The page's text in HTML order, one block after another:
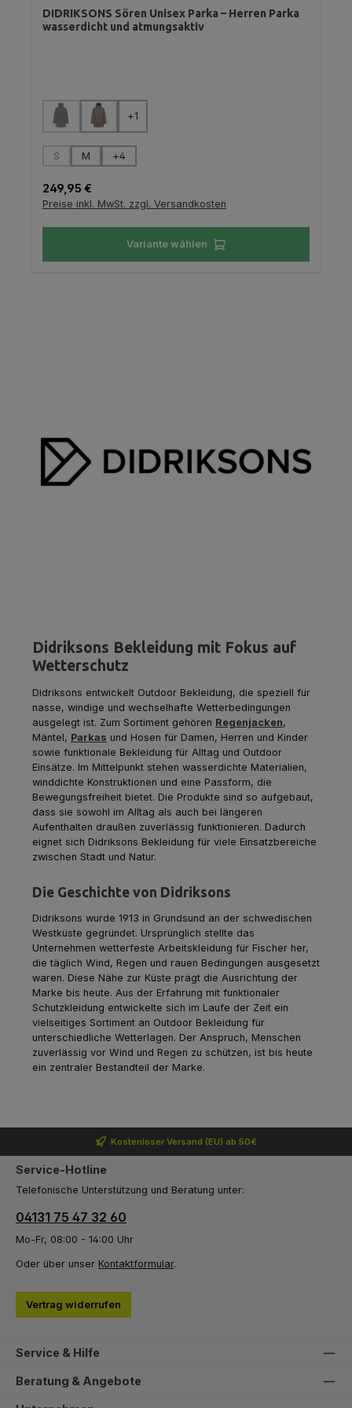
DIDRIKSONS Sören Unisex Parka – Herren Parka
wasserdicht und atmungsaktiv
Farbe auswählen
(Diese Option ist zurzeit nicht verfügbar.)
+1
Größe auswählen
S
(Diese Option ist zurzeit nicht verfügbar.)
M +4
Regulärer Preis:
249,95 €
Preise inkl. MwSt. zzgl. Versandkosten
Variante wählen
Didriksons Bekleidung mit Fokus auf
Wetterschutz
Didriksons entwickelt Outdoor Bekleidung, die speziell für
nasse, windige und wechselhafte Wetterbedingungen
ausgelegt ist. Zum Sortiment gehören Regenjacken,
Mäntel, Parkas und Hosen für Damen, Herren und Kinder
sowie funktionale Bekleidung für Alltag und Outdoor
Einsätze. Im Mittelpunkt stehen wasserdichte Materialien,
winddichte Konstruktionen und eine Passform, die
Bewegungsfreiheit bietet. Die Produkte sind so aufgebaut,
dass sie sowohl im Alltag als auch bei längeren
Aufenthalten draußen zuverlässig funktionieren. Dadurch
eignet sich Didriksons Bekleidung für viele Einsatzbereiche
zwischen Stadt und Natur.
Die Geschichte von Didriksons
Didriksons wurde 1913 in Grundsund an der schwedischen
Westküste gegründet. Ursprünglich stellte das
Unternehmen wetterfeste Arbeitskleidung für Fischer her,
die täglich Wind, Regen und rauen Bedingungen ausgesetzt
waren. Diese Nähe zur Küste prägt die Ausrichtung der
Marke bis heute. Aus der Erfahrung mit funktionaler
Schutzkleidung entwickelte sich im Laufe der Zeit ein
vielseitiges Sortiment an Outdoor Bekleidung für
unterschiedliche Wetterlagen. Der Anspruch, Menschen
zuverlässig vor Wind und Regen zu schützen, ist bis heute
ein zentraler Bestandteil der Marke.
Kostenloser Versand (EU) ab 50€
Service-Hotline
Telefonische Unterstützung und Beratung unter:
04131 75 47 32 60
Mo-Fr, 08:00 - 14:00 Uhr
Oder über unser Kontaktformular.
Vertrag widerrufen
Service & Hilfe
Beratung & Angebote